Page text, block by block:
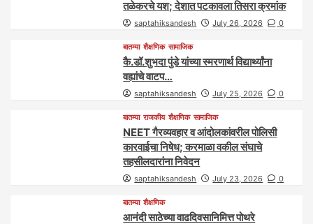
तळेकरचे यश; देशात पटकावला तिसरा क्रमांक
saptahiksandesh July 26, 2026 0
बातम्या शैक्षणिक सामाजिक
कै.डॉ.शुभदा पुंडे यांच्या स्मरणार्थ विद्यार्थ्यांना
वह्यांचे वाटप…
saptahiksandesh July 25, 2026 0
बातम्या राजकीय शैक्षणिक सामाजिक
NEET गैरव्यवहार व आंदोलकांवरील पोलिसी
कारवाईचा निषेध; करमाळा वकील संघाचे
तहसीलदारांना निवेदन
saptahiksandesh July 23, 2026 0
बातम्या शैक्षणिक
आनंदी साठेच्या वाढदिवसानिमित्त पोथरे